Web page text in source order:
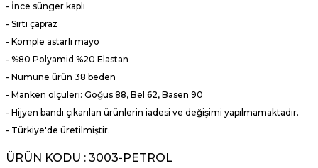
- İnce sünger kaplı
- Sırtı çapraz
- Komple astarlı mayo
- %80 Polyamid %20 Elastan
- Numune ürün 38 beden
- Manken ölçüleri: Göğüs 88, Bel 62, Basen 90
- Hijyen bandı çıkarılan ürünlerin iadesi ve değişimi yapılmamaktadır.
- Türkiye'de üretilmiştir.
ÜRÜN KODU : 3003-PETROL